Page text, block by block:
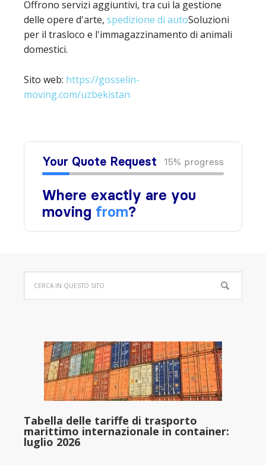
Offrono servizi aggiuntivi, tra cui la gestione
delle opere d'arte, spedizione di autoSoluzioni
per il trasloco e l'immagazzinamento di animali
domestici.
Sito web: https://gosselin-
moving.com/uzbekistan
Tabella delle tariffe di trasporto
marittimo internazionale in container:
luglio 2026